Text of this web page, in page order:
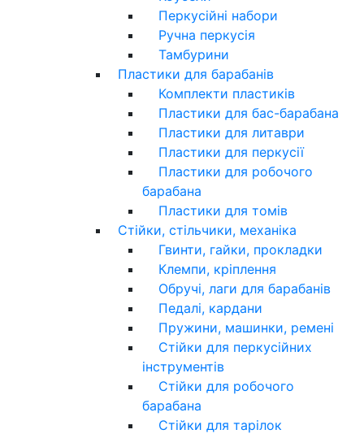
Перкусійні набори
Ручна перкусія
Тамбурини
Пластики для барабанів
Комплекти пластиків
Пластики для бас-барабана
Пластики для литаври
Пластики для перкусії
Пластики для робочого
барабана
Пластики для томів
Стійки, стільчики, механіка
Гвинти, гайки, прокладки
Клемпи, кріплення
Обручі, лаги для барабанів
Педалі, кардани
Пружини, машинки, ремені
Стійки для перкусійних
інструментів
Стійки для робочого
барабана
Стійки для тарілок